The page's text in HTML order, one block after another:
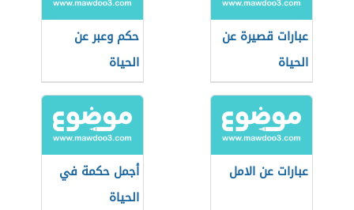
عبارات قصيرة عن
الحياة
حكم وعبر عن
الحياة
عبارات عن الامل
أجمل حكمة في
الحياة